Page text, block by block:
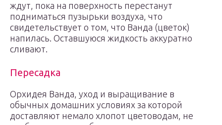
ждут, пока на поверхность перестанут
подниматься пузырьки воздуха, что
свидетельствует о том, что Ванда (цветок)
напилась. Оставшуюся жидкость аккуратно
сливают.
Пересадка
Орхидея Ванда, уход и выращивание в
обычных домашних условиях за которой
доставляют немало хлопот цветоводам, не